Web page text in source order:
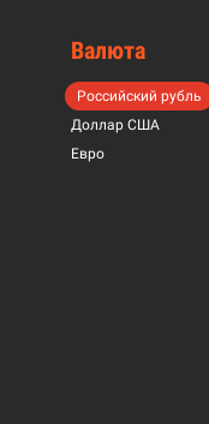
Валюта
Российский рубль
Доллар США
Евро